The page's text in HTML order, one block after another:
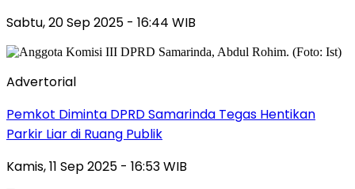
Sabtu, 20 Sep 2025 - 16:44 WIB
Advertorial
Pemkot Diminta DPRD Samarinda Tegas Hentikan
Parkir Liar di Ruang Publik
Kamis, 11 Sep 2025 - 16:53 WIB